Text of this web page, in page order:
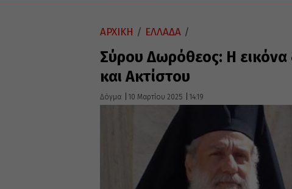
ΑΡΧΙΚΗ / ΕΛΛΑΔΑ /
Σύρου Δωρόθεος: Η εικόνα
και Ακτίστου
Δόγμα 10 Μαρτίου 2025 14:19